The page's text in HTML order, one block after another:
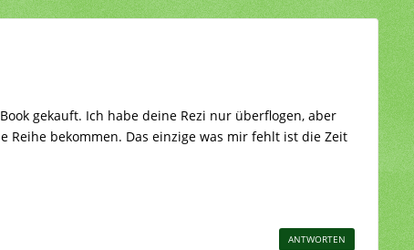
gekauft. Ich habe deine Rezi nur überflogen, aber
Reihe bekommen. Das einzige was mir fehlt ist die Zeit
ANTWORTEN